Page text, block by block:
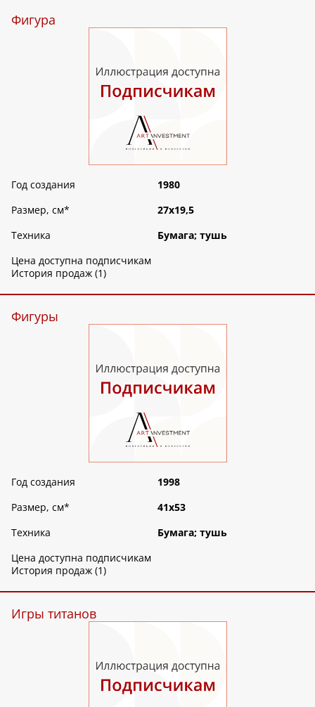
Фигура
Год создания
1980
Размер, см*
27х19,5
Техника
Бумага; тушь
Цена доступна подписчикам
История продаж (1)
Фигуры
Год создания
1998
Размер, см*
41х53
Техника
Бумага; тушь
Цена доступна подписчикам
История продаж (1)
Игры титанов